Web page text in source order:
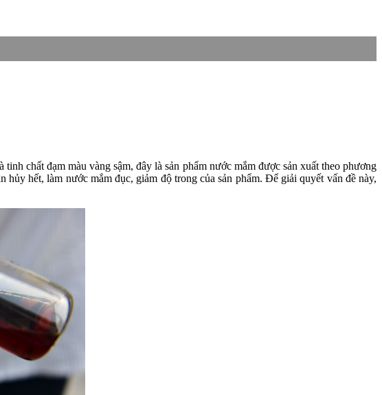
chất đạm màu vàng sậm, đây là sản phẩm nước mắm được sản xuất theo phương
hết, làm nước mắm đục, giảm độ trong của sản phẩm. Để giải quyết vấn đề này,